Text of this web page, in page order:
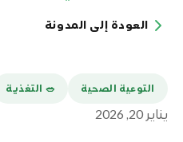
العودة إلى المدونة
التوعية الصحية 🥗 التغذية
يناير 20, 2026